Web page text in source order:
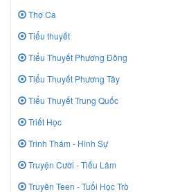
Thơ Ca
Tiểu thuyết
Tiểu Thuyết Phương Đông
Tiểu Thuyết Phương Tây
Tiểu Thuyết Trung Quốc
Triết Học
Trinh Thám - Hình Sự
Truyện Cười - Tiếu Lâm
Truyên Teen - Tuổi Học Trò